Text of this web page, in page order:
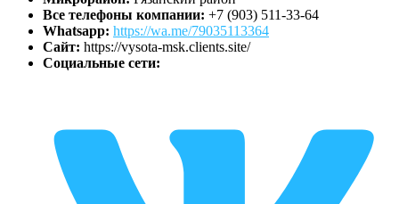
Все телефоны компании: +7 (903) 511-33-64
Whatsapp: https://wa.me/79035113364
Сайт: https://vysota-msk.clients.site/
Социальные сети: